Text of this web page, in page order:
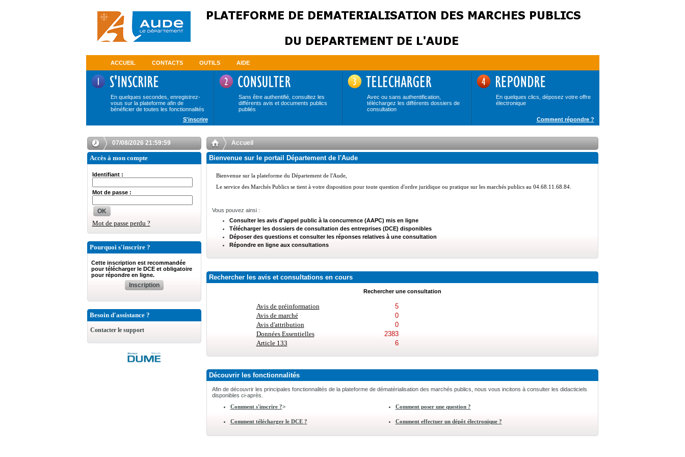
ACCUEIL CONTACTS OUTILS AIDE
En quelques secondes, enregistrez-
vous sur la plateforme afin de
bénéficier de toutes les fonctionnalités
Sans être authentifié, consultez les
différents avis et documents publics
publiés
Avec ou sans authentification,
téléchargez les différents dossiers de
consultation
En quelques clics, déposez votre offre
électronique
S'inscrire Comment répondre ?
07/08/2026 21:59:59
Accès à mon compte
Identifiant :
Mot de passe :
OK
Mot de passe perdu ?
Pourquoi s'inscrire ?
Cette inscription est recommandée
pour télécharger le DCE et obligatoire
pour répondre en ligne.
Inscription
Besoin d'assistance ?
Contacter le support
Accueil
Bienvenue sur le portail Département de l'Aude
Vous pouvez ainsi :
Consulter les avis d'appel public à la concurrence (AAPC) mis en ligne
Télécharger les dossiers de consultation des entreprises (DCE) disponibles
Déposer des questions et consulter les réponses relatives à une consultation
Répondre en ligne aux consultations
Rechercher les avis et consultations en cours
Rechercher une consultation
Avis de préinformation
5
Avis de marché
0
Avis d'attribution
0
Données Essentielles
2383
Article 133
6
Découvrir les fonctionnalités
Afin de découvrir les principales fonctionnalités de la plateforme de dématérialisation des marchés publics, nous vous incitons à consulter les didacticiels
disponibles ci-après.
Comment s'inscrire ?> Comment poser une question ?
Comment télécharger le DCE ? Comment effectuer un dépôt électronique ?